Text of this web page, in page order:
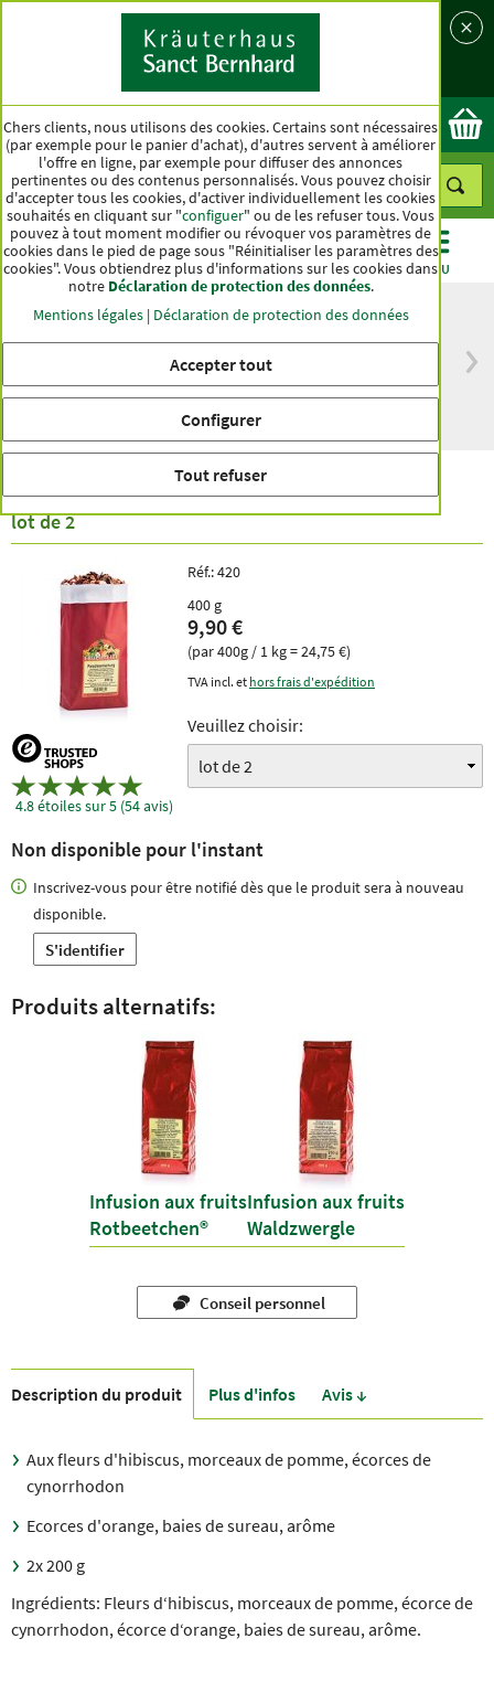
Pays
Ok
CATÉGORIES OFFRES BEST-SELLER MENU
Livraison gratuite
à partir de 50 €
pour l'Allemagne
gamme depuis
Mélange de thé „Paradis“
lot de 2
4.8 étoiles sur 5 (54 avis)
Réf.:420
400 g
9,90 €
(par 400g / 1 kg = 24,75 €)
TVA incl. et hors frais d'expédition
Veuillez choisir:
Non disponible pour l'instant
Inscrivez-vous pour être notifié dès que le produit sera à nouveau
disponible.
S'identifier
Produits alternatifs:
Infusion aux fruits
Rotbeetchen®
Infusion aux fruits
Waldzwergle
Conseil personnel
Description du produit Plus d'infos Avis ↓
Aux fleurs d'hibiscus, morceaux de pomme, écorces de
cynorrhodon
Ecorces d'orange, baies de sureau, arôme
2x 200 g
Ingrédients: Fleurs d‘hibiscus, morceaux de pomme, écorce de
cynorrhodon, écorce d‘orange, baies de sureau, arôme.
Chers clients, nous utilisons des cookies. Certains sont nécessaires
(par exemple pour le panier d'achat), d'autres servent à améliorer
l'offre en ligne, par exemple pour diffuser des annonces
pertinentes ou des contenus personnalisés. Vous pouvez choisir
d'accepter tous les cookies, d'activer individuellement les cookies
souhaités en cliquant sur "configuer" ou de les refuser tous. Vous
pouvez à tout moment modifier ou révoquer vos paramètres de
cookies dans le pied de page sous "Réinitialiser les paramètres des
cookies". Vous obtiendrez plus d'informations sur les cookies dans
notre Déclaration de protection des données.
Mentions légales| Déclaration de protection des données
Accepter tout
Configurer
Tout refuser